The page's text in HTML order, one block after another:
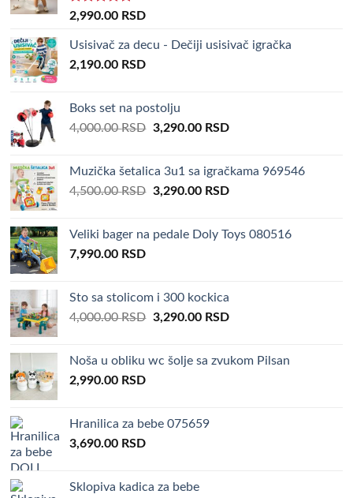
Rated5.00
2,990.00 RSD
Usisivač za decu - Dečiji usisivač igračka
2,190.00 RSD
Boks set na postolju
4,000.00RSD Original
4,000.00 RSD.
3,290.00 RSDCurrent
3,290.00 RSD.
Muzička šetalica 3u1 sa igračkama 969546
4,500.00RSD Original
4,500.00 RSD.
3,290.00 RSDCurrent
3,290.00 RSD.
Veliki bager na pedale Doly Toys 080516
7,990.00 RSD
Sto sa stolicom i 300 kockica
4,000.00RSD Original
4,000.00 RSD.
3,290.00 RSDCurrent
3,290.00 RSD.
Noša u obliku wc šolje sa zvukom Pilsan
2,990.00 RSD
Hranilica za bebe 075659
3,690.00 RSD
Sklopiva kadica za bebe